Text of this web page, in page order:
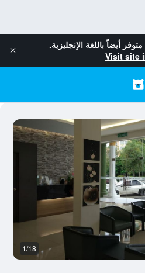
متوفر أيضاً باللغة الإنجليزية.
Visit site
1/18